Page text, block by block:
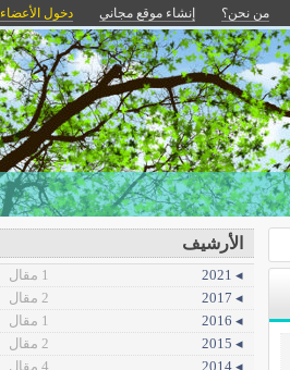
من نحن؟ إنشاء موقع مجاني دخول الأعضاء
الأرشيف
◂ 2021
1 مقال
◂ 2017
2 مقال
◂ 2016
1 مقال
◂ 2015
2 مقال
◂ 2014
4 مقال